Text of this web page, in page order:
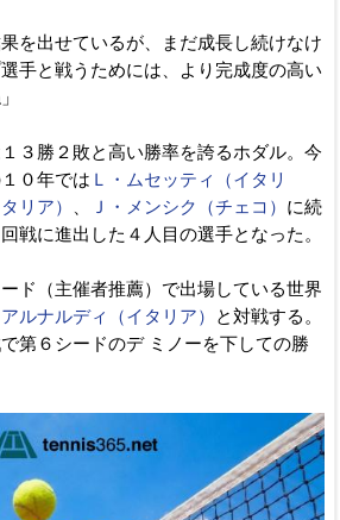
を出せているが、まだ成長し続けなけ
手と戦うためには、より完成度の高い
３勝２敗と高い勝率を誇るホダル。今
０年では Ｌ・ムセッティ（イタリ
リア） 、 Ｊ・メンシク（チェコ） に続
戦に進出した４人目の選手となった。
ド（主催者推薦）で出場している世界
ルナルディ（イタリア）
と対戦する。
第６シードのデ ミノーを下しての勝